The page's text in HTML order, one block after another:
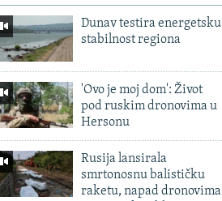
Dunav testira energetsku
stabilnost regiona
'Ovo je moj dom': Život
pod ruskim dronovima u
Hersonu
Rusija lansirala
smrtonosnu balističku
raketu, napad dronovima